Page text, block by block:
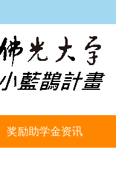
奖励助学金资讯